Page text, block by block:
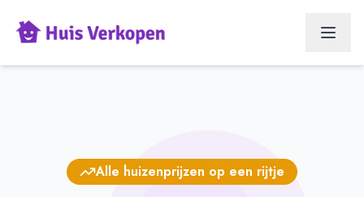
Alle huizenprijzen op een rijtje